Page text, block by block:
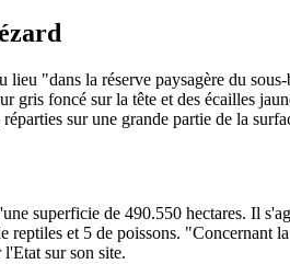
"dans la réserve paysagère du
gris foncé sur la tête et des écailles
sur une grande partie de la
superficie de 490.550 hectares. Il
et 5 de poissons. "Concernant
sur son site.